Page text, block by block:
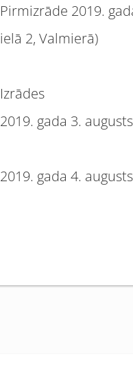
Pirmizrāde 2019.
ielā 2, Valmierā)
Izrādes
2019. gada 3.
2019. gada 4.